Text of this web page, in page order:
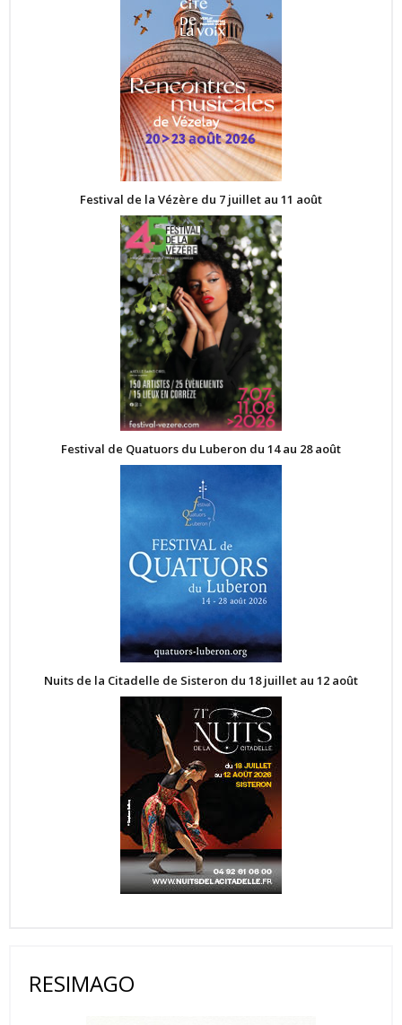
Festival de la Vézère du 7 juillet au 11 août
Festival de Quatuors du Luberon du 14 au 28 août
Nuits de la Citadelle de Sisteron du 18 juillet au 12 août
RESIMAGO